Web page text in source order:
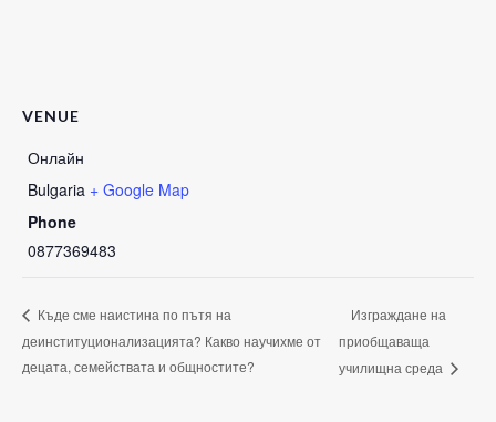
VENUE
Онлайн
Bulgaria + Google Map
Phone
0877369483
Къде сме наистина по пътя на
деинституционализацията? Какво научихме от
децата, семействата и общностите?
Изграждане на
приобщаваща
училищна среда